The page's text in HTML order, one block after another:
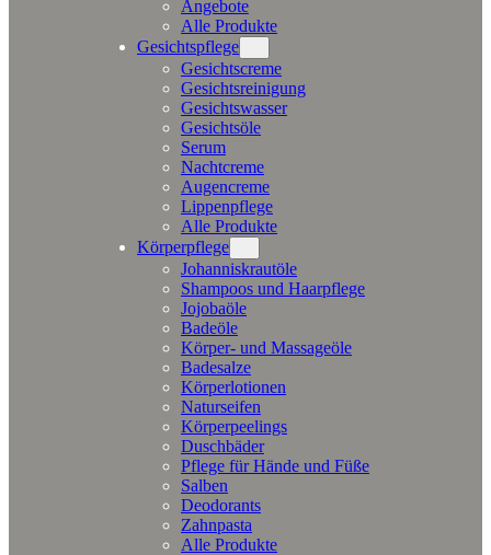
Angebote
Alle Produkte
Gesichtspflege
Gesichtscreme
Gesichtsreinigung
Gesichtswasser
Gesichtsöle
Serum
Nachtcreme
Augencreme
Lippenpflege
Alle Produkte
Körperpflege
Johanniskrautöle
Shampoos und Haarpflege
Jojobaöle
Badeöle
Körper- und Massageöle
Badesalze
Körperlotionen
Naturseifen
Körperpeelings
Duschbäder
Pflege für Hände und Füße
Salben
Deodorants
Zahnpasta
Alle Produkte